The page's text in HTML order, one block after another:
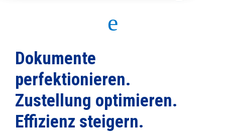
e
Dokumente
perfektionieren.
Zustellung optimieren.
Effizienz steigern.